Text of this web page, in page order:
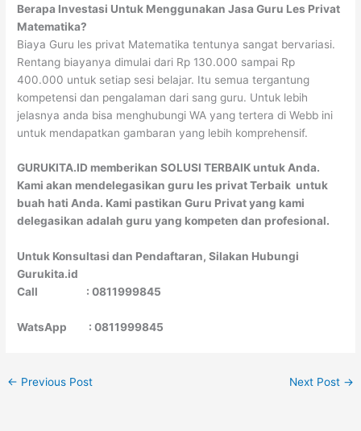
Berapa Investasi Untuk Menggunakan Jasa Guru Les Privat
Matematika?
Biaya Guru les privat Matematika tentunya sangat bervariasi.
Rentang biayanya dimulai dari Rp 130.000 sampai Rp
400.000 untuk setiap sesi belajar. Itu semua tergantung
kompetensi dan pengalaman dari sang guru. Untuk lebih
jelasnya anda bisa menghubungi WA yang tertera di Webb ini
untuk mendapatkan gambaran yang lebih komprehensif.
GURUKITA.ID memberikan SOLUSI TERBAIK untuk Anda.
Kami akan mendelegasikan guru les privat Terbaik untuk
buah hati Anda. Kami pastikan Guru Privat yang kami
delegasikan adalah guru yang kompeten dan profesional.
Untuk Konsultasi dan Pendaftaran, Silakan Hubungi
Gurukita.id
Call : 0811999845
WatsApp : 0811999845
← Previous Post Next Post →